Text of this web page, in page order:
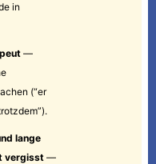
in
—
(“er
lange
vergisst —